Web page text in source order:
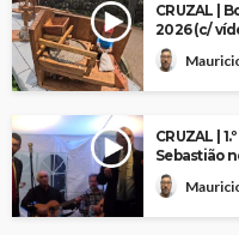
CRUZAL |
2026 (c/
CRUZAL |
Sebastião